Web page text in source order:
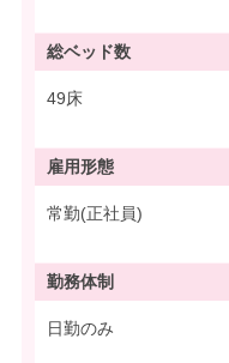
総ベッド数
49床
雇用形態
常勤(正社員)
勤務体制
日勤のみ